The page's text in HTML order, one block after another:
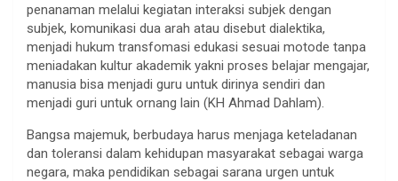
penanaman melalui kegiatan interaksi subjek dengan
subjek, komunikasi dua arah atau disebut dialektika,
menjadi hukum transfomasi edukasi sesuai motode tanpa
meniadakan kultur akademik yakni proses belajar mengajar,
manusia bisa menjadi guru untuk dirinya sendiri dan
menjadi guri untuk ornang lain (KH Ahmad Dahlam).
Bangsa majemuk, berbudaya harus menjaga keteladanan
dan toleransi dalam kehidupan masyarakat sebagai warga
negara, maka pendidikan sebagai sarana urgen untuk